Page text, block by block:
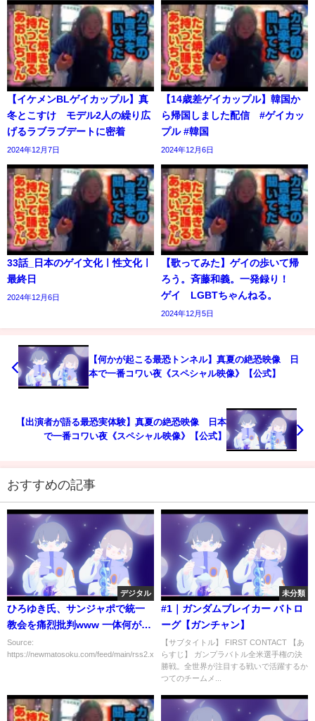
【イケメンBLゲイカップル】真
冬とこすけ モデル2人の繰り広
げるラブラブデートに密着
2024年12月7日
【14歳差ゲイカップル】韓国か
ら帰国しました配信 #ゲイカッ
プル #韓国
2024年12月6日
33話_日本のゲイ文化ㅣ性文化ㅣ
最終日
2024年12月6日
【歌ってみた】ゲイの歩いて帰
ろう。斉藤和義。一発録り！
ゲイ LGBTちゃんねる。
2024年12月5日
【何かが起こる最恐トンネル】真夏の絶恐映像 日
本で一番コワい夜《スペシャル映像》【公式】
【出演者が語る最恐実体験】真夏の絶恐映像 日本
で一番コワい夜《スペシャル映像》【公式】
おすすめの記事
デジタル
ひろゆき氏、サンジャポで統一
教会を痛烈批判www 一体何が彼
を突き動かすのか…
Source:
https://newmatosoku.com/feed/main/rss2.xml...
未分類
#1｜ガンダムブレイカー バトロ
ーグ【ガンチャン】
【サブタイトル】 FIRST CONTACT 【あ
らすじ】 ガンプラバトル全米選手権の決
勝戦。全世界が注目する戦いで活躍するか
つてのチームメ...